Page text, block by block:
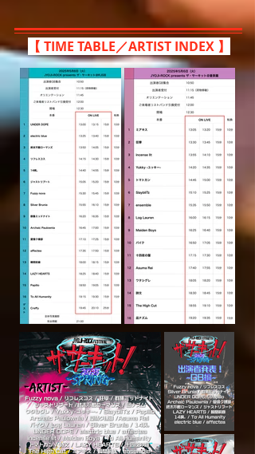
【 TIME TABLE／ARTIST INDEX 】